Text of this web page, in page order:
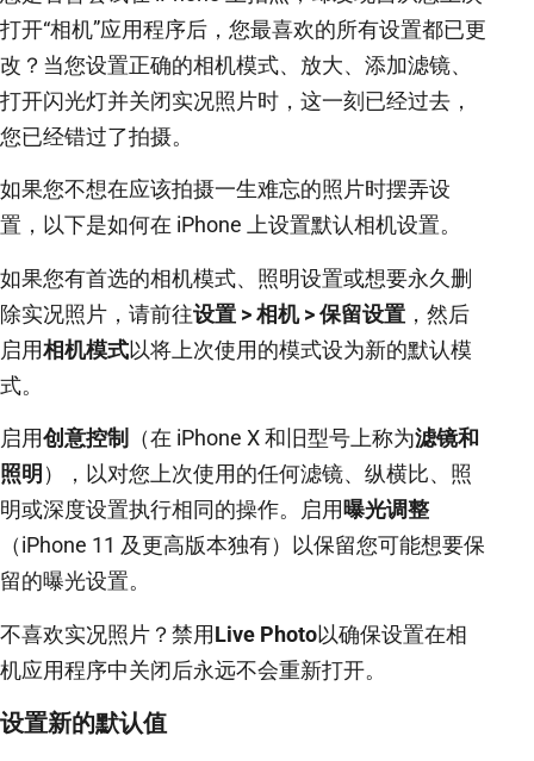
打开“相机”应用程序后，您最喜欢的所有设置都已更
改？当您设置正确的相机模式、放大、添加滤镜、
打开闪光灯并关闭实况照片时，这一刻已经过去，
您已经错过了拍摄。
如果您不想在应该拍摄一生难忘的照片时摆弄设
置，以下是如何在 iPhone 上设置默认相机设置。
如果您有首选的相机模式、照明设置或想要永久删
除实况照片，请前往设置 > 相机 > 保留设置 ，然后
启用相机模式以将上次使用的模式设为新的默认模
式。
启用创意控制 （在 iPhone X 和旧型号上称为滤镜和
照明 ），以对您上次使用的任何滤镜、纵横比、照
明或深度设置执行相同的操作。启用曝光调整
（iPhone 11 及更高版本独有）以保留您可能想要保
留的曝光设置。
不喜欢实况照片？禁用Live Photo以确保设置在相
机应用程序中关闭后永远不会重新打开。
设置新的默认值